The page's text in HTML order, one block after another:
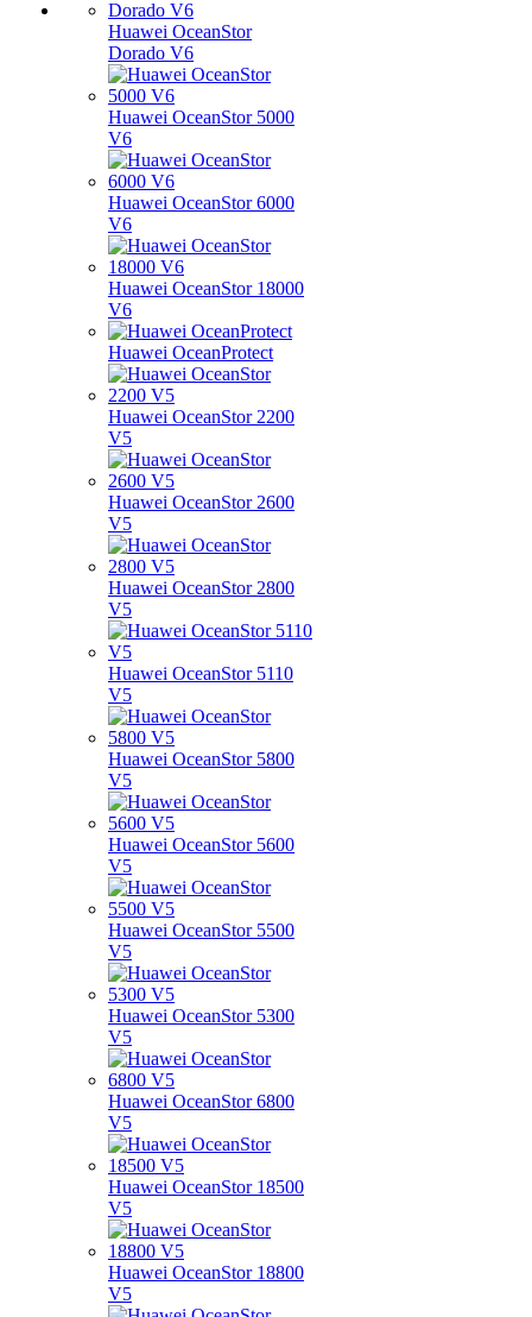
Huawei OceanStor
Dorado V6
Huawei OceanStor 5000
V6
Huawei OceanStor 6000
V6
Huawei OceanStor 18000
V6
Huawei OceanProtect
Huawei OceanStor 2200
V5
Huawei OceanStor 2600
V5
Huawei OceanStor 2800
V5
Huawei OceanStor 5110
V5
Huawei OceanStor 5800
V5
Huawei OceanStor 5600
V5
Huawei OceanStor 5500
V5
Huawei OceanStor 5300
V5
Huawei OceanStor 6800
V5
Huawei OceanStor 18500
V5
Huawei OceanStor 18800
V5